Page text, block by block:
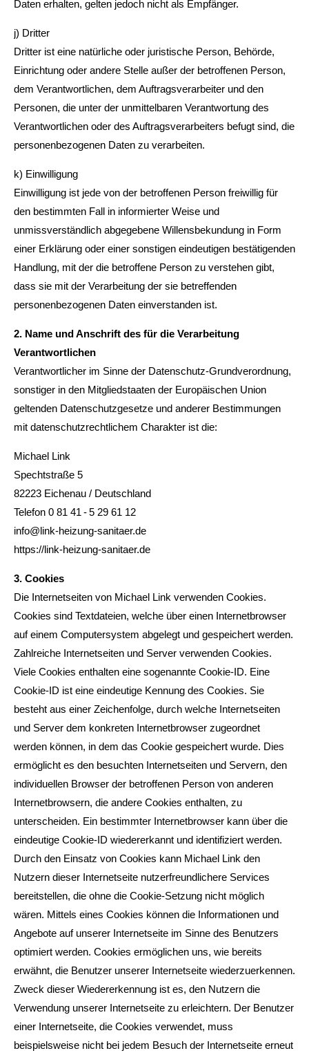
Daten erhalten, gelten jedoch nicht als Empfänger.
j) Dritter
Dritter ist eine natürliche oder juristische Person, Behörde,
Einrichtung oder andere Stelle außer der betroffenen Person,
dem Verantwortlichen, dem Auftragsverarbeiter und den
Personen, die unter der unmittelbaren Verantwortung des
Verantwortlichen oder des Auftragsverarbeiters befugt sind, die
personenbezogenen Daten zu verarbeiten.
k) Einwilligung
Einwilligung ist jede von der betroffenen Person freiwillig für
den bestimmten Fall in informierter Weise und
unmissverständlich abgegebene Willensbekundung in Form
einer Erklärung oder einer sonstigen eindeutigen bestätigenden
Handlung, mit der die betroffene Person zu verstehen gibt,
dass sie mit der Verarbeitung der sie betreffenden
personenbezogenen Daten einverstanden ist.
2. Name und Anschrift des für die Verarbeitung
Verantwortlichen
Verantwortlicher im Sinne der Datenschutz-Grundverordnung,
sonstiger in den Mitgliedstaaten der Europäischen Union
geltenden Datenschutzgesetze und anderer Bestimmungen
mit datenschutzrechtlichem Charakter ist die:
Michael Link
Spechtstraße 5
82223 Eichenau / Deutschland
Telefon 0 81 41 - 5 29 61 12
info@link-heizung-sanitaer.de
https://link-heizung-sanitaer.de
3. Cookies
Die Internetseiten von Michael Link verwenden Cookies.
Cookies sind Textdateien, welche über einen Internetbrowser
auf einem Computersystem abgelegt und gespeichert werden.
Zahlreiche Internetseiten und Server verwenden Cookies.
Viele Cookies enthalten eine sogenannte Cookie-ID. Eine
Cookie-ID ist eine eindeutige Kennung des Cookies. Sie
besteht aus einer Zeichenfolge, durch welche Internetseiten
und Server dem konkreten Internetbrowser zugeordnet
werden können, in dem das Cookie gespeichert wurde. Dies
ermöglicht es den besuchten Internetseiten und Servern, den
individuellen Browser der betroffenen Person von anderen
Internetbrowsern, die andere Cookies enthalten, zu
unterscheiden. Ein bestimmter Internetbrowser kann über die
eindeutige Cookie-ID wiedererkannt und identifiziert werden.
Durch den Einsatz von Cookies kann Michael Link den
Nutzern dieser Internetseite nutzerfreundlichere Services
bereitstellen, die ohne die Cookie-Setzung nicht möglich
wären. Mittels eines Cookies können die Informationen und
Angebote auf unserer Internetseite im Sinne des Benutzers
optimiert werden. Cookies ermöglichen uns, wie bereits
erwähnt, die Benutzer unserer Internetseite wiederzuerkennen.
Zweck dieser Wiedererkennung ist es, den Nutzern die
Verwendung unserer Internetseite zu erleichtern. Der Benutzer
einer Internetseite, die Cookies verwendet, muss
beispielsweise nicht bei jedem Besuch der Internetseite erneut